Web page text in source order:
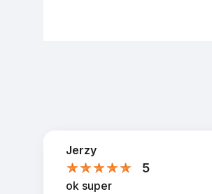
Jerzy
5
ok super